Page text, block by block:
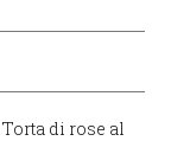
Torta di rose al